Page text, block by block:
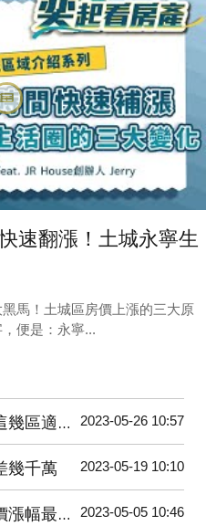
速翻漲！土城永寧生
馬！土城區房價上漲的三大原
便是：永寧...
| 北屯 | 台中市政府 2023-05-26 10:57
幾千萬 2023-05-19 10:10
暫緩重劃區 2023-05-05 10:46